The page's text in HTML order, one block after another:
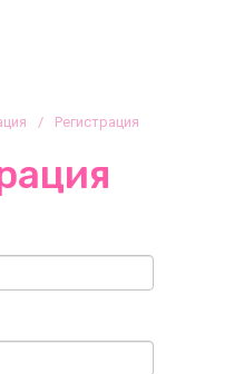
/ Регистрация